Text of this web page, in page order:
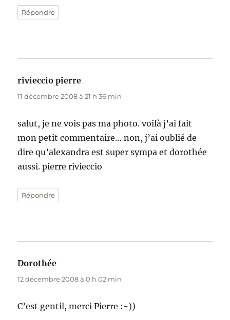
Répondre
rivieccio pierre
11 décembre 2008 à 21 h 36 min
salut, je ne vois pas ma photo. voilà j’ai fait
mon petit commentaire… non, j’ai oublié de
dire qu’alexandra est super sympa et dorothée
aussi. pierre rivieccio
Répondre
Dorothée
12 décembre 2008 à 0 h 02 min
C’est gentil, merci Pierre :-))